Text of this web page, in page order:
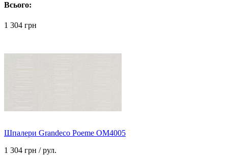
Всього:
1 304 грн
Шпалери Grandeco Poeme OM4005
1 304 грн / рул.